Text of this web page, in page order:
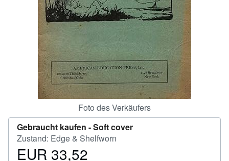
Foto des Verkäufers
Gebraucht kaufen -Soft cover
Zustand: Edge & Shelfworn
Preis
EUR 33,52